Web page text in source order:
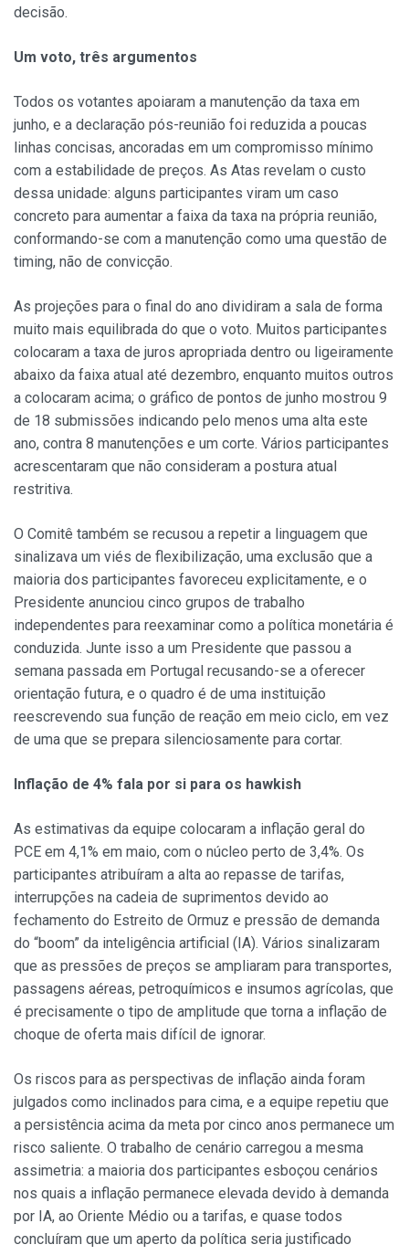
decisão.
Um voto, três argumentos
Todos os votantes apoiaram a manutenção da taxa em
junho, e a declaração pós-reunião foi reduzida a poucas
linhas concisas, ancoradas em um compromisso mínimo
com a estabilidade de preços. As Atas revelam o custo
dessa unidade: alguns participantes viram um caso
concreto para aumentar a faixa da taxa na própria reunião,
conformando-se com a manutenção como uma questão de
timing, não de convicção.
As projeções para o final do ano dividiram a sala de forma
muito mais equilibrada do que o voto. Muitos participantes
colocaram a taxa de juros apropriada dentro ou ligeiramente
abaixo da faixa atual até dezembro, enquanto muitos outros
a colocaram acima; o gráfico de pontos de junho mostrou 9
de 18 submissões indicando pelo menos uma alta este
ano, contra 8 manutenções e um corte. Vários participantes
acrescentaram que não consideram a postura atual
restritiva.
O Comitê também se recusou a repetir a linguagem que
sinalizava um viés de flexibilização, uma exclusão que a
maioria dos participantes favoreceu explicitamente, e o
Presidente anunciou cinco grupos de trabalho
independentes para reexaminar como a política monetária é
conduzida. Junte isso a um Presidente que passou a
semana passada em Portugal recusando-se a oferecer
orientação futura, e o quadro é de uma instituição
reescrevendo sua função de reação em meio ciclo, em vez
de uma que se prepara silenciosamente para cortar.
Inflação de 4% fala por si para os hawkish
As estimativas da equipe colocaram a inflação geral do
PCE em 4,1% em maio, com o núcleo perto de 3,4%. Os
participantes atribuíram a alta ao repasse de tarifas,
interrupções na cadeia de suprimentos devido ao
fechamento do Estreito de Ormuz e pressão de demanda
do “boom” da inteligência artificial (IA). Vários sinalizaram
que as pressões de preços se ampliaram para transportes,
passagens aéreas, petroquímicos e insumos agrícolas, que
é precisamente o tipo de amplitude que torna a inflação de
choque de oferta mais difícil de ignorar.
Os riscos para as perspectivas de inflação ainda foram
julgados como inclinados para cima, e a equipe repetiu que
a persistência acima da meta por cinco anos permanece um
risco saliente. O trabalho de cenário carregou a mesma
assimetria: a maioria dos participantes esboçou cenários
nos quais a inflação permanece elevada devido à demanda
por IA, ao Oriente Médio ou a tarifas, e quase todos
concluíram que um aperto da política seria justificado